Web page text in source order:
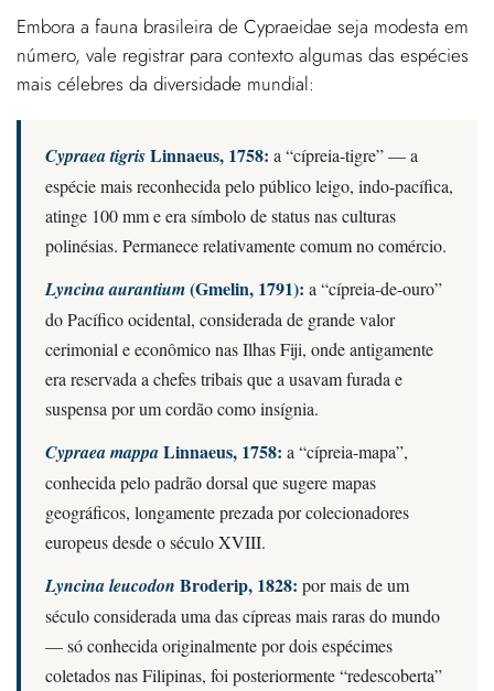
Embora a fauna brasileira de Cypraeidae seja modesta em
número, vale registrar para contexto algumas das espécies
mais célebres da diversidade mundial:
Cypraea tigrisLinnaeus, 1758: a “cípreia-tigre” — a
espécie mais reconhecida pelo público leigo, indo-pacífica,
atinge 100 mm e era símbolo de status nas culturas
polinésias. Permanece relativamente comum no comércio.
Lyncina aurantium(Gmelin, 1791): a “cípreia-de-ouro”
do Pacífico ocidental, considerada de grande valor
cerimonial e econômico nas Ilhas Fiji, onde antigamente
era reservada a chefes tribais que a usavam furada e
suspensa por um cordão como insígnia.
Cypraea mappaLinnaeus, 1758: a “cípreia-mapa”,
conhecida pelo padrão dorsal que sugere mapas
geográficos, longamente prezada por colecionadores
europeus desde o século XVIII.
Lyncina leucodon Broderip, 1828: por mais de um
século considerada uma das cípreas mais raras do mundo
— só conhecida originalmente por dois espécimes
coletados nas Filipinas, foi posteriormente “redescoberta”